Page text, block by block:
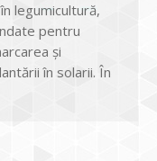
legumicultură,
pentru
şi
în solarii. În